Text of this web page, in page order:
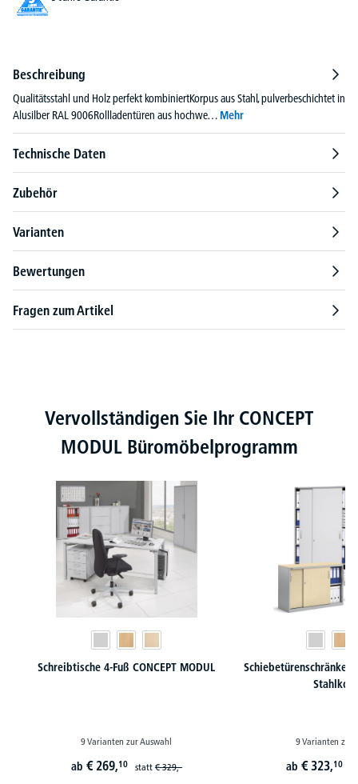
Beschreibung
Qualitätsstahl und Holz perfekt kombiniertKorpus aus Stahl, pulverbeschichtet in
Alusilber RAL 9006Rollladentüren aus hochwe… Mehr
Technische Daten
Zubehör
Varianten
Bewertungen
Fragen zum Artikel
Produktgalerie überspringen
Vervollständigen Sie Ihr CONCEPT
MODUL Büromöbelprogramm
Schreibtische 4-Fuß CONCEPT MODUL
9 Varianten zur Auswahl
ab € 269,10 statt€ 329,-
Schiebetürenschränke
9 Varianten zur
ab € 323,10